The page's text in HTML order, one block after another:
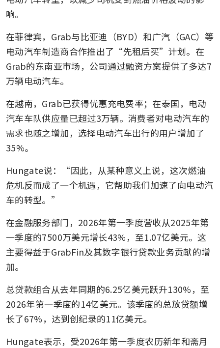
响。
在菲律宾，Grab与比亚迪（BYD）和广汽（GAC）等
电动汽车制造商合作推出了“先租后买”计划。在
Grab的东南亚市场，公司通过融资方案提供了多达7
万辆电动汽车。
在越南，Grab已获得优惠充电费率；在泰国，电动
汽车车队供应量已超过3万辆。消费者对电动汽车的
需求也随之增加，选择电动汽车出行的用户增加了
35%。
Hungate说：“因此，从某种意义上说，这次燃油
危机反而成了一个机遇，它帮助我们加速了向电动汽
车的转型。”
在金融服务部门，2026年第一季度营收从2025年第
一季度的7500万美元增长43%，至1.07亿美元。这
主要得益于GrabFin及其数字银行贷款业务贡献的增
加。
总贷款组合从去年同期的6.25亿美元跃升130%，至
2026年第一季度的14亿美元。该季度的总放贷额增
长了67%，达到创纪录的11亿美元。
Hungate表示，受2026年第一季度农历新年和斋月